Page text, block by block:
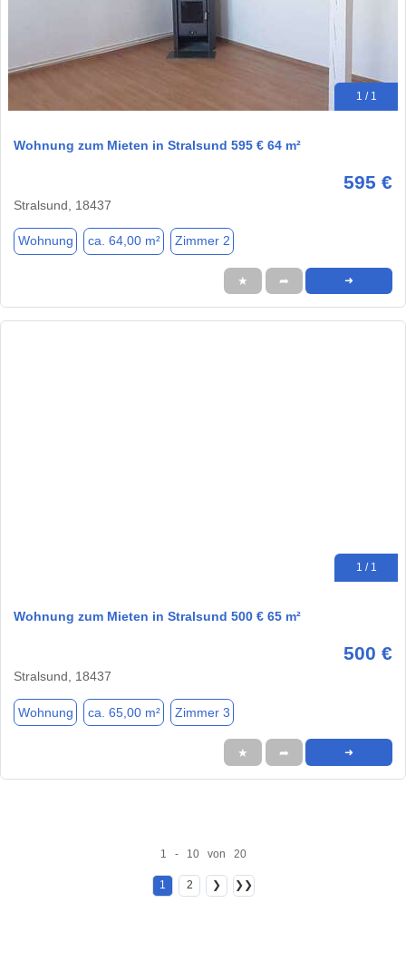
1 / 1
Wohnung zum Mieten in Stralsund 595 € 64 m²
595 €
Stralsund, 18437
Wohnung ca. 64,00 m² Zimmer 2
★ ➦ ➜
1 / 1
Wohnung zum Mieten in Stralsund 500 € 65 m²
500 €
Stralsund, 18437
Wohnung ca. 65,00 m² Zimmer 3
★ ➦ ➜
1 - 10 von 20
1 2 ❯ ❯❯